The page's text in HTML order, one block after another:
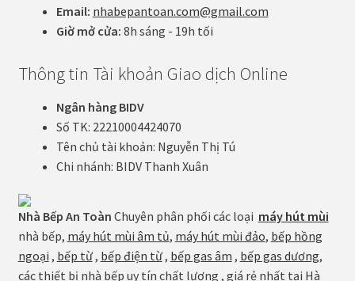
Email: nhabepantoan.com@gmail.com
Giờ mở cửa: 8h sáng - 19h tối
Thông tin Tài khoản Giao dịch Online
Ngân hàng BIDV
Số TK: 22210004424070
Tên chủ tài khoản: Nguyễn Thị Tú
Chi nhánh: BIDV Thanh Xuân
Nhà Bếp An Toàn Chuyên phân phối các loại máy hút mùi
nhà bếp, máy hút mùi âm tủ, máy hút mùi đảo, bếp hồng
ngoại , bếp từ, bếp điện từ, bếp gas âm , bếp gas dương,
các thiết bị nhà bếp uy tín chất lượng , giá rẻ nhất tại Hà